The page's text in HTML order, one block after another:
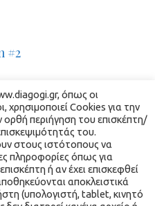
#2
όπως οι
χρησιμοποιεί Cookies για την
ορθή περιήγηση του επισκέπτη/
του.
στους ιστότοπους να
πληροφορίες όπως για
ή αν έχει επισκεφθεί
αποκλειστικά
(υπολογιστή, tablet, κινητό